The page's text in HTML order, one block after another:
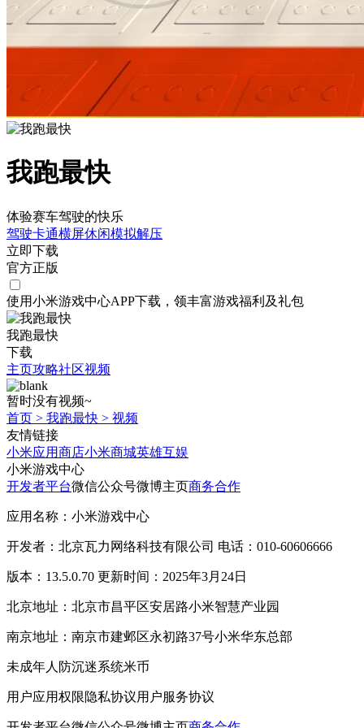
我跑最快
体验赛车驾驶的快乐
驾驶卡通横屏休闲模拟解压
立即下载
官方正版
使用小米游戏中心APP下载 ，领丰富游戏福利 及礼包
我跑最快
下载
主页攻略社区视频
暂时没有视频~
首页 > 我跑最快 > 视频
友情链接
小米应用商店小米商城英雄互娱
小米游戏中心
开发者平台微信公众号微博主页商务合作
应用名称：小米游戏中心
开发者：北京瓦力网络科技有限公司 电话：010-60606666
版本：13.5.0.70 更新时间：2025年3月24日
北京地址：北京市昌平区安居路小米智慧产业园
南京地址：南京市建邺区永初路37号小米华东总部
未成年人防沉迷系统米币
用户应用权限隐私协议用户服务协议